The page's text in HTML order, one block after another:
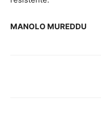
MANOLO MUREDDU